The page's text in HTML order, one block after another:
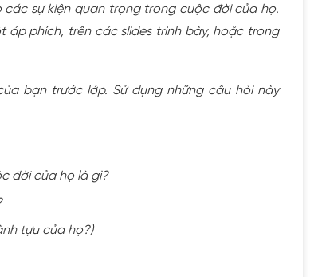
các sự kiện quan trọng trong cuộc đời của họ.
áp phích, trên các slides trình bày, hoặc trong
bạn trước lớp. Sử dụng những câu hỏi này
đời của họ là gì?
tựu của họ?)